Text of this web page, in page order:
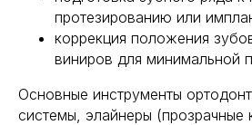
протезированию или
коррекция положения
виниров для минимальной
Основные инструменты
системы, элайнеры (прозрачные